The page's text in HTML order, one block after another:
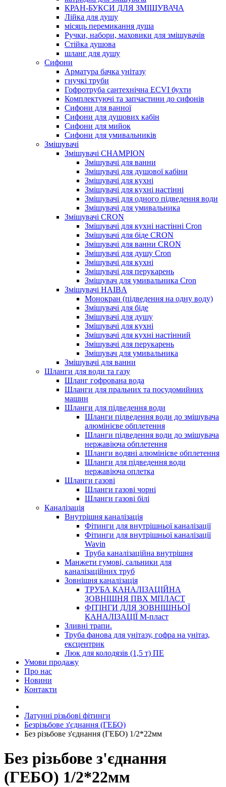
КРАН-БУКСИ ДЛЯ ЗМІШУВАЧА
Лійка для душу
місяць перемикання душа
Ручки, набори, маховики для змішувачів
Стійка душова
шланг для душу
Сифони
Арматура бачка унітазу
гнучкі труби
Гофротруба сантехнічна ECVI бухти
Комплектуючі та запчастини до сифонів
Сифони для ванної
Сифони для душових кабін
Сифони для мийок
Сифони для умивальників
Змішувачі
Змішувачі CHAMPION
Змішувачі для ванни
Змішувачі для душової кабіни
Змішувачі для кухні
Змішувачі для кухні настінні
Змішувачі для одного підведення води
Змішувачі для умивальника
Змішувачі CRON
Змішувачі для кухні настінні Cron
Змішувачі для біде CRON
Змішувачі для ванни CRON
Змішувачі для душу Cron
Змішувачі для кухні
Змішувачі для перукарень
Змішувач для умивальника Cron
Змішувачі HAIBA
Монокран (підведення на одну воду)
Змішувачі для біде
Змішувачі для душу
Змішувачі для кухні
Змішувачі для кухні настінний
Змішувачі для перукарень
Змішувач для умивальника
Змішувачі для ванни
Шланги для води та газу
Шланг гофрована вода
Шланги для пральних та посудомийних
машин
Шланги для підведення води
Шланги підведення води до змішувача
алюмінієве обплетення
Шланги підведення води до змішувача
нержавіюча обплетення
Шланги водяні алюмінієве обплетення
Шланги для підведення води
нержавіюча оплетка
Шланги газові
Шланги газові чорні
Шланги газові білі
Каналізація
Внутрішня каналізація
Фітинги для внутрішньої каналізації
Фітинги для внутрішньої каналізації
Wavin
Труба каналізаційна внутрішня
Манжети гумові, сальники для
каналізаційних труб
Зовнішня каналізація
ТРУБА КАНАЛІЗАЦІЙНА
ЗОВНІШНЯ ПВХ МПЛАСТ
ФІТІНГИ ДЛЯ ЗОВНІШНЬОЇ
КАНАЛІЗАЦІЇ М-пласт
Зливні трапи.
Труба фанова для унітазу, гофра на унітаз,
ексцентрик
Люк для колодязів (1,5 т) ПЕ
Умови продажу
Про нас
Новини
Контакти
Латунні різьбові фітинги
Безрізьбове з'єднання (ГЕБО)
Без різьбове з'єднання (ГЕБО) 1/2*22мм
Без різьбове з'єднання
(ГЕБО) 1/2*22мм